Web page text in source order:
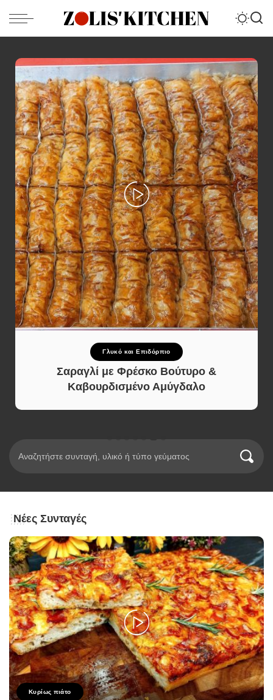
Γλυκό και Επιδόρπιο
Σαραγλί με Φρέσκο Βούτυρο &
Καβουρδισμένο Αμύγδαλο
Νέες Συνταγές
Κυρίως πιάτο